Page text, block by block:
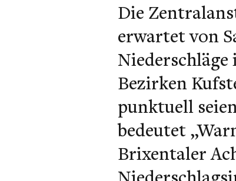
Die
erwartet von
Bezirken
punktuell
bedeutet
Brixentaler